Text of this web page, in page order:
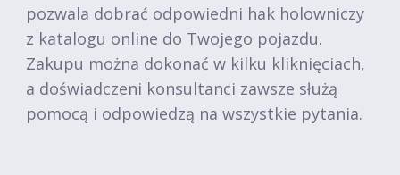
pozwala dobrać odpowiedni hak holowniczy
z katalogu online do Twojego pojazdu.
Zakupu można dokonać w kilku kliknięciach,
a doświadczeni konsultanci zawsze służą
pomocą i odpowiedzą na wszystkie pytania.